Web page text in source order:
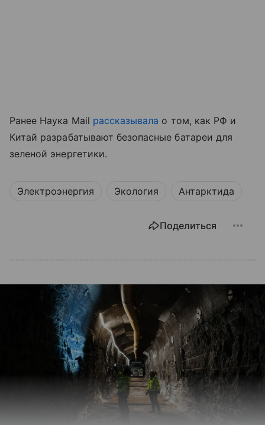
Ранее Наука Mail рассказывала о том, как РФ и
Китай разрабатывают безопасные батареи для
зеленой энергетики.
Электроэнергия Экология Антарктида
Поделиться